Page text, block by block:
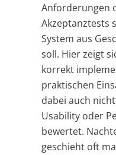
Anforderungen
Akzeptanztests
System aus
soll. Hier zeigt
korrekt
praktischen
dabei auch
Usability oder
bewertet.
geschieht oft